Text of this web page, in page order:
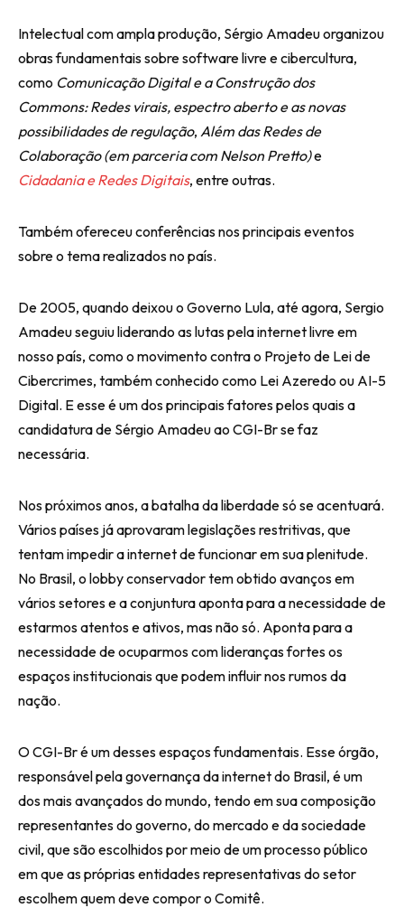
Intelectual com ampla produção, Sérgio Amadeu organizou
obras fundamentais sobre software livre e cibercultura,
como Comunicação Digital e a Construção dos
Commons: Redes virais, espectro aberto e as novas
possibilidades de regulação, Além das Redes de
Colaboração (em parceria com Nelson Pretto)e
Cidadania e Redes Digitais, entre outras.
Também ofereceu conferências nos principais eventos
sobre o tema realizados no país.
De 2005, quando deixou o Governo Lula, até agora, Sergio
Amadeu seguiu liderando as lutas pela internet livre em
nosso país, como o movimento contra o Projeto de Lei de
Cibercrimes, também conhecido como Lei Azeredo ou AI-5
Digital. E esse é um dos principais fatores pelos quais a
candidatura de Sérgio Amadeu ao CGI-Br se faz
necessária.
Nos próximos anos, a batalha da liberdade só se acentuará.
Vários países já aprovaram legislações restritivas, que
tentam impedir a internet de funcionar em sua plenitude.
No Brasil, o lobby conservador tem obtido avanços em
vários setores e a conjuntura aponta para a necessidade de
estarmos atentos e ativos, mas não só. Aponta para a
necessidade de ocuparmos com lideranças fortes os
espaços institucionais que podem influir nos rumos da
nação.
O CGI-Br é um desses espaços fundamentais. Esse órgão,
responsável pela governança da internet do Brasil, é um
dos mais avançados do mundo, tendo em sua composição
representantes do governo, do mercado e da sociedade
civil, que são escolhidos por meio de um processo público
em que as próprias entidades representativas do setor
escolhem quem deve compor o Comitê.